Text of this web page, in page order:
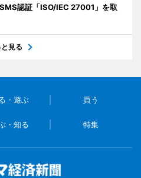
認証「ISO/IEC 27001」を取
と見る
・遊ぶ 買う
・知る 特集